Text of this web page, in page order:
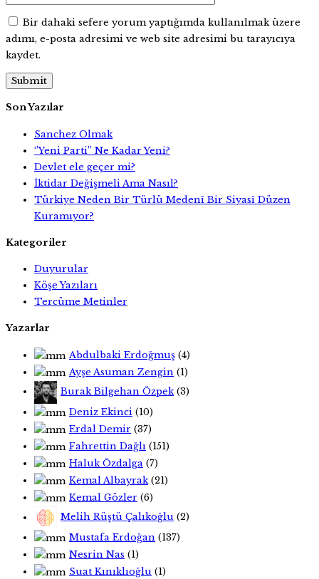
Bir dahaki sefere yorum yaptığımda kullanılmak üzere
adımı, e-posta adresimi ve web site adresimi bu tarayıcıya
kaydet.
Son Yazılar
Sanchez Olmak
‘’Yeni Parti’’ Ne Kadar Yeni?
Devlet ele geçer mi?
İktidar Değişmeli Ama Nasıl?
Türkiye Neden Bir Türlü Medenî Bir Siyasî Düzen
Kuramıyor?
Kategoriler
Duyurular
Köşe Yazıları
Tercüme Metinler
Yazarlar
Abdulbaki Erdoğmuş (4)
Ayşe Asuman Zengin (1)
Burak Bilgehan Özpek(3)
Deniz Ekinci (10)
Erdal Demir (37)
Fahrettin Dağlı (151)
Haluk Özdalga (7)
Kemal Albayrak(21)
Kemal Gözler (6)
Melih Rüştü Çalıkoğlu (2)
Mustafa Erdoğan (137)
Nesrin Nas (1)
Suat Kınıklıoğlu (1)